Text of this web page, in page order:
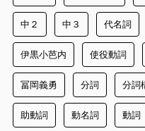
中２ 中３ 代名詞
伊黒小芭内 使役動詞
冨岡義勇 分詞 分詞
助動詞 動名詞 動詞